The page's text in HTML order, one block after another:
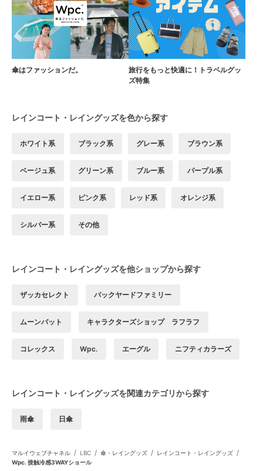
傘はファッションだ。
旅行をもっと快適に！トラベルグッ
ズ特集
レインコート・レイングッズを色から探す
ホワイト系 ブラック系 グレー系 ブラウン系
ベージュ系 グリーン系 ブルー系 パープル系
イエロー系 ピンク系 レッド系 オレンジ系
シルバー系 その他
レインコート・レイングッズを他ショップから探す
ザッカセレクト バックヤードファミリー
ムーンバット キャラクターズショップ ラフラフ
コレックス Wpc. エーグル ニフティカラーズ
レインコート・レイングッズを関連カテゴリから探す
雨傘 日傘
マルイウェブチャネル / LBC / 傘・レイングッズ / レインコート・レイングッズ /
Wpc. 接触冷感3WAYショール